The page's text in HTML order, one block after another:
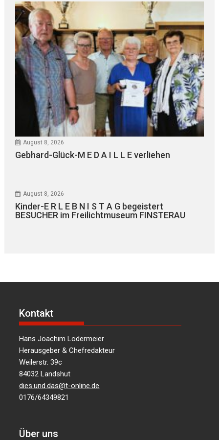
August 8, 2026
Gebhard-Glück-M E D A I L L E verliehen
August 8, 2026
Kinder-E R L E B N I S T A G begeistert
BESUCHER im Freilichtmuseum FINSTERAU
Kontakt
Hans Joachim Lodermeier
Herausgeber & Chefredakteur
Weilerstr. 39c
84032 Landshut
dies.und.das@t-online.de
0176/64349821
Über uns